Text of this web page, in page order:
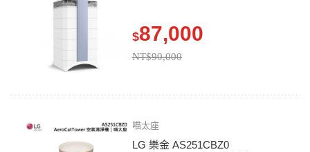
$87,000
NT$90,000
喵太座
LG 樂金 AS251CBZ0